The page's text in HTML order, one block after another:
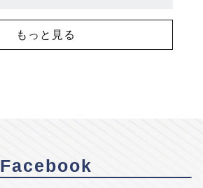
もっと見る
Facebook